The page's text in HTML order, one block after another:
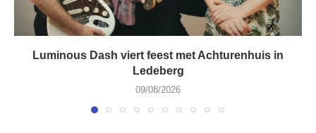
Luminous Dash viert feest met Achturenhuis in
Ledeberg
09/08/2026